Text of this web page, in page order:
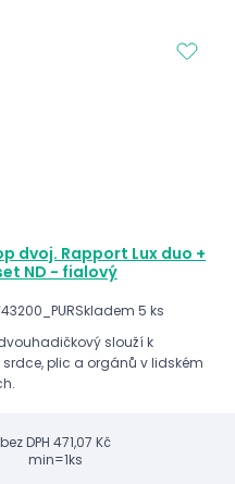
dvoj. Rapport Lux duo +
ND - fialový
Skladem 5 ks
slouží k
plic a orgánů v lidském
bez DPH 471,07 Kč
min=1ks